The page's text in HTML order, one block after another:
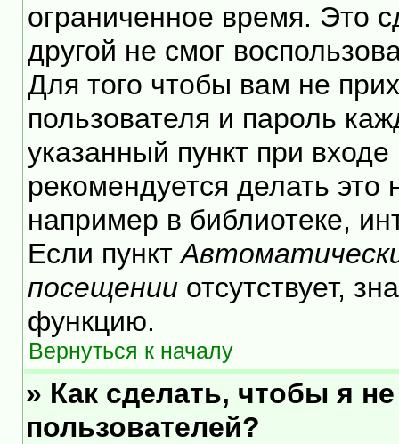
ограниченное время. Это
другой не смог
Для того чтобы вам не
пользователя и пароль
указанный пункт при
рекомендуется делать
например в библиотеке,
Если пункт
посещении отсутствует,
функцию.
Вернуться к началу
» Как сделать, чтобы я
пользователей?